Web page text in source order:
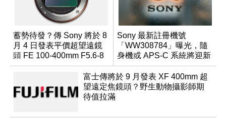
蓄勢待發？傳 Sony 將於 8
月 4 日發表平價超望遠鏡
頭 FE 100-400mm F5.6-8
Sony 最新註冊機號
「WW308784」曝光，隨
身機或 APS-C 系統將迎新
成員？
富士傳將於 9 月發表 XF 400mm 超
望遠定焦鏡頭？野生動物攝影師期
待值拉滿